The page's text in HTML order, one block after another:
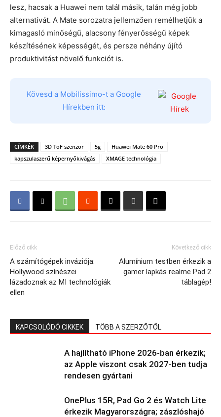
lesz, hacsak a Huawei nem talál másik, talán még jobb
alternatívát. A Mate sorozatra jellemzően remélhetjük a
kimagasló minőségű, alacsony fényerősségű képek
készítésének képességét, és persze néhány újító
produktivitást növelő funkciót is.
Kövesd a Mobilissimo-t a Google
Hírekben itt:
CÍMKÉK 3D ToF szenzor 5g
Huawei Mate 60 Pro
kapszulaszerű képernyőkivágás
XMAGE technológia
Előző cikk
A számítógépek inváziója:
Hollywood színészei
lázadoznak az MI technológiák
ellen
Következő cikk
Alumínium testben érkezik a
gamer lapkás realme Pad 2
táblagép!
KAPCSOLÓDÓ CIKKEK TÖBB A SZERZŐTŐL
A hajlítható iPhone 2026-ban érkezik;
az Apple viszont csak 2027-ben tudja
rendesen gyártani
OnePlus 15R, Pad Go 2 és Watch Lite
érkezik Magyarországra; zászlóshajó